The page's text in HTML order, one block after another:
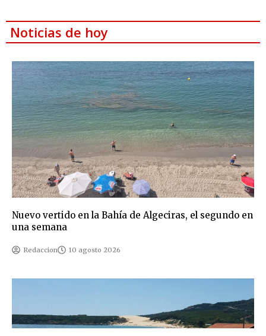
Noticias de hoy
Nuevo vertido en la Bahía de Algeciras, el segundo en
una semana
Redaccion 10 agosto 2026